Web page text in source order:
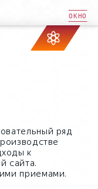
ОКНО
ряд
к
сайта.
приемами.